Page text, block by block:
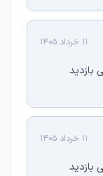
11 خرداد 1405
بازدید
11 خرداد 1405
بازدید